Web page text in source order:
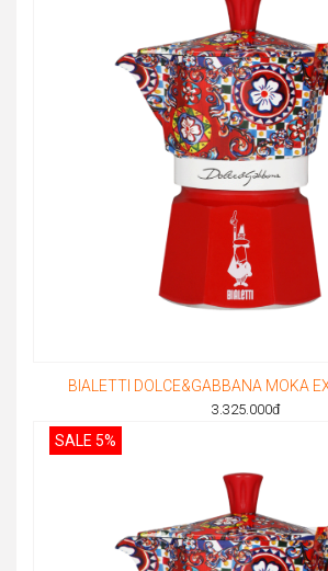
5.308.000đ.
BIALETTI DOLCE&GABBANA MOKA
3.325.000đ
SALE 5%